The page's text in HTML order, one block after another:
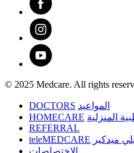
© 2025 Medcare. All rights
DOCTORS المواعيد
HOMECARE المنزلية
REFERRAL
teleMEDCARE ميدكير
الاختصاصات